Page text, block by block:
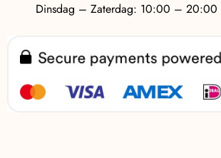
Dinsdag – Zaterdag: 10:00 – 20:00